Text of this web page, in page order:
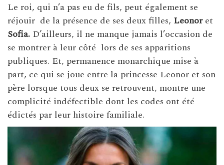
Le roi, qui n’a pas eu de fils, peut également se
réjouir de la présence de ses deux filles, Leonoret
Sofia. D’ailleurs, il ne manque jamais l’occasion de
se montrer à leur côté lors de ses apparitions
publiques. Et, permanence monarchique mise à
part, ce qui se joue entre la princesse Leonor et son
père lorsque tous deux se retrouvent, montre une
complicité indéfectible dont les codes ont été
édictés par leur histoire familiale.